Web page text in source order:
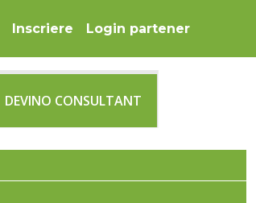
Inscriere Login partener
DEVINO CONSULTANT